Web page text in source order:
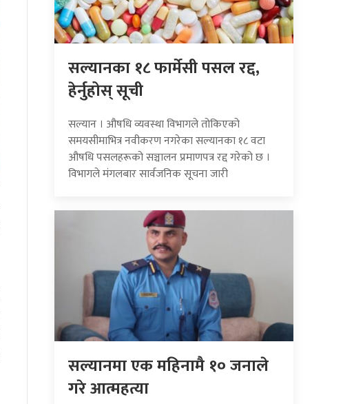
सल्यानका १८ फार्मेसी पसल रद्द,
हेर्नुहोस् सूची
सल्यान । औषधि व्यवस्था विभागले तोकिएको
समयसीमाभित्र नवीकरण नगरेका सल्यानका १८ वटा
औषधि पसलहरूको सञ्चालन प्रमाणपत्र रद्द गरेको छ ।
विभागले मंगलबार सार्वजनिक सूचना जारी
सल्यानमा एक महिनामै १० जनाले
गरे आत्महत्या